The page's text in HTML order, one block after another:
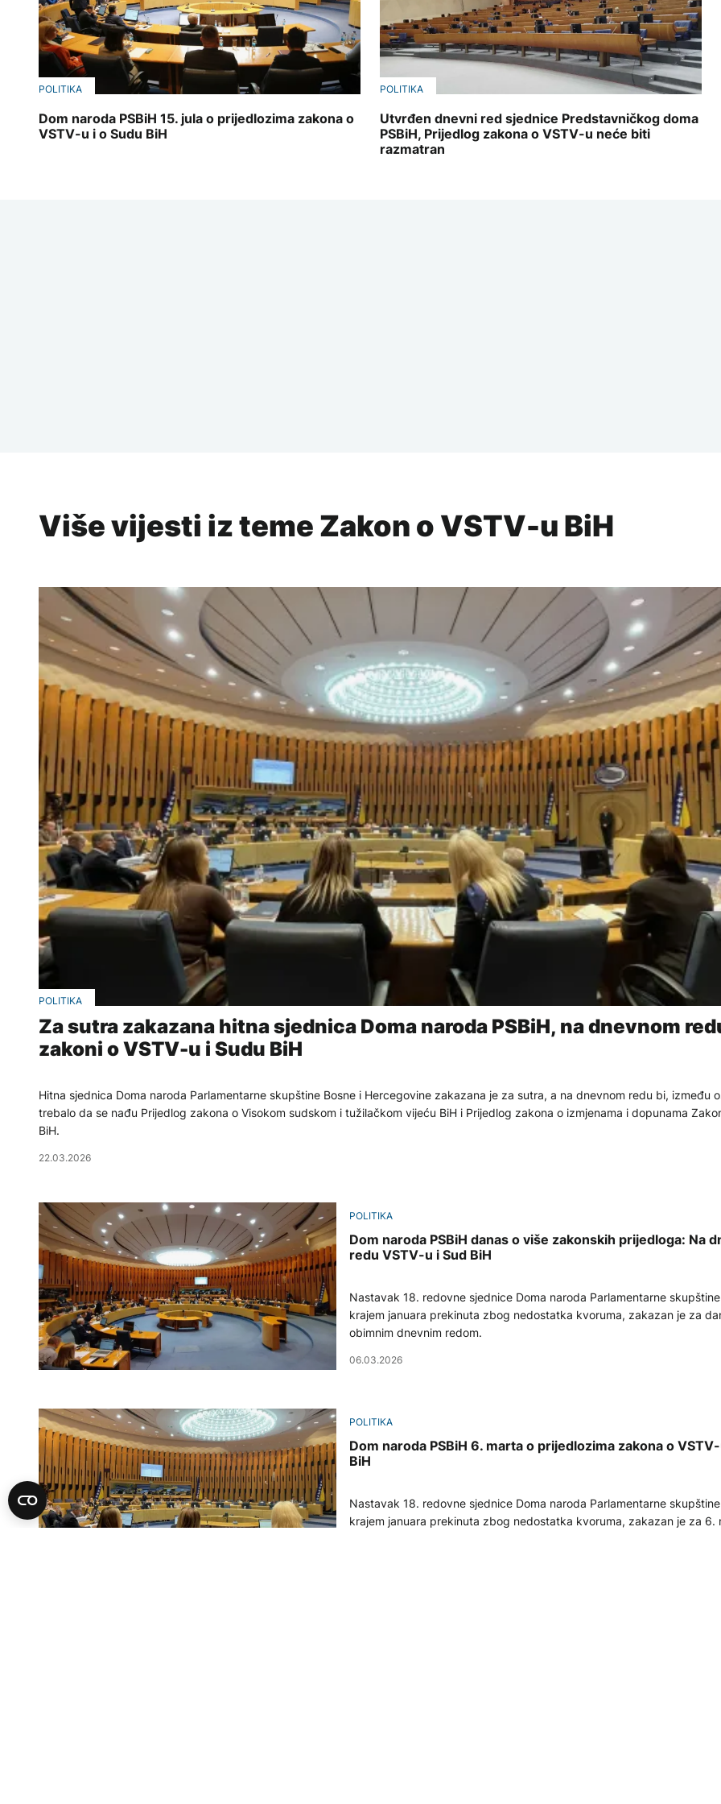
POLITIKA
Dom naroda PSBiH 15. jula o prijedlozima zakona o
VSTV-u i o Sudu BiH
POLITIKA
Utvrđen dnevni red sjednice Predstavničkog doma
PSBiH, Prijedlog zakona o VSTV-u neće biti
razmatran
Više vijesti iz teme Zakon o VSTV-u BiH
POLITIKA
Za sutra zakazana hitna sjednica Doma naroda PSBiH, na dnevnom
zakoni o VSTV-u i Sudu BiH
Hitna sjednica Doma naroda Parlamentarne skupštine Bosne i Hercegovine zakazana je za sutra, a na dnevnom redu bi, između
trebalo da se nađu Prijedlog zakona o Visokom sudskom i tužilačkom vijeću BiH i Prijedlog zakona o izmjenama i dopunama
BiH.
22.03.2026
POLITIKA
Dom naroda PSBiH danas o više zakonskih prijedloga: Na
redu VSTV-u i Sud BiH
Nastavak 18. redovne sjednice Doma naroda Parlamentarne
krajem januara prekinuta zbog nedostatka kvoruma, zakazan je za
obimnim dnevnim redom.
06.03.2026
POLITIKA
Dom naroda PSBiH 6. marta o prijedlozima zakona o
BiH
Nastavak 18. redovne sjednice Doma naroda Parlamentarne
krajem januara prekinuta zbog nedostatka kvoruma, zakazan je za 6.